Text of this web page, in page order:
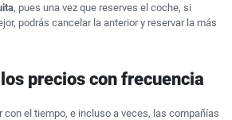
, pues una vez que reserves el coche, si
podrás cancelar la anterior y reservar la más
precios con frecuencia
con el tiempo, e incluso a veces, las compañías